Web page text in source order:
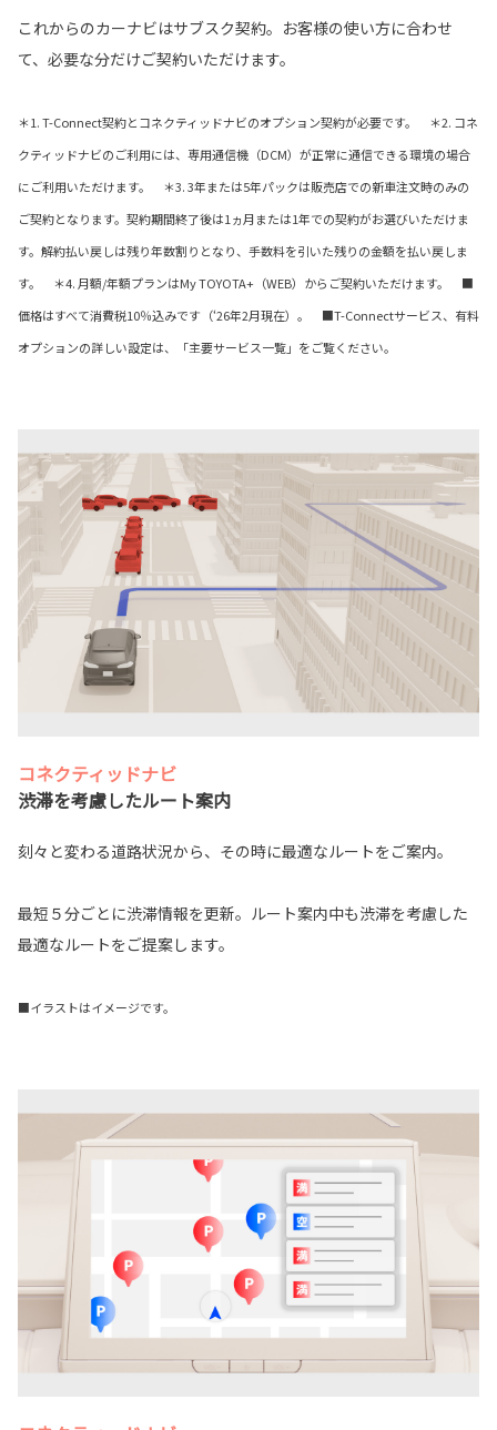
これからのカーナビはサブスク契約。お客様の使い方に合わせ
て、必要な分だけご契約いただけます。
＊1. T-Connect契約とコネクティッドナビのオプション契約が必要です。 ＊2. コネ
クティッドナビのご利用には、専用通信機（DCM）が正常に通信できる環境の場合
にご利用いただけます。 ＊3. 3年または5年パックは販売店での新車注文時のみの
ご契約となります。契約期間終了後は1ヵ月または1年での契約がお選びいただけま
す。解約払い戻しは残り年数割りとなり、手数料を引いた残りの金額を払い戻しま
す。 ＊4. 月額/年額プランはMy TOYOTA+（WEB）からご契約いただけます。 ■
価格はすべて消費税10％込みです（‘26年2月現在）。 ■T-Connectサービス、有料
オプションの詳しい設定は、「主要サービス一覧」をご覧ください。
コネクティッドナビ
渋滞を考慮したルート案内
刻々と変わる道路状況から、その時に最適なルートをご案内。
最短５分ごとに渋滞情報を更新。ルート案内中も渋滞を考慮した
最適なルートをご提案します。
■イラストはイメージです。